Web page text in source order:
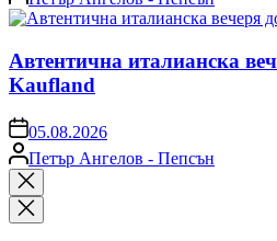
by
Автентична италианска
Kaufland
on05.08.2026
Posted
by
Петър Ангелов - Пепсън
Close
search